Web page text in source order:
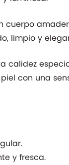
cuerpo
limpio y
calidez
con una
y fresca.